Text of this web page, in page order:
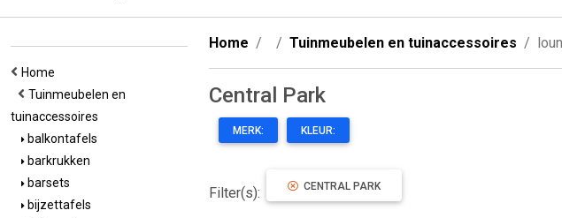
Home
Tuinmeubelen en
tuinaccessoires
balkontafels
barkrukken
barsets
bijzettafels
Home Tuinmeubelen en tuinaccessoires
Central Park
MERK: KLEUR:
Filter(s): CENTRAL PARK